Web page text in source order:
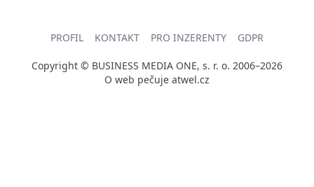
PROFIL KONTAKT PRO INZERENTY GDPR
Copyright © BUSINESS MEDIA ONE, s. r. o. 2006–2026